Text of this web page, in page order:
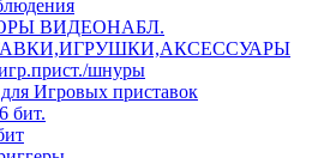
ВИДЕОНАБЛ.
шнуры
Игровых приставок
бит.